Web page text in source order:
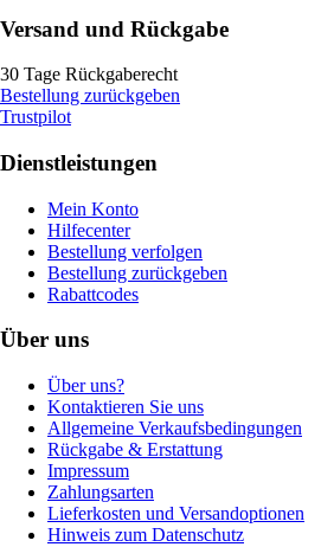
Versand und Rückgabe
30 Tage Rückgaberecht
Bestellung zurückgeben
Trustpilot
Dienstleistungen
Mein Konto
Hilfecenter
Bestellung verfolgen
Bestellung zurückgeben
Rabattcodes
Über uns
Über uns?
Kontaktieren Sie uns
Allgemeine Verkaufsbedingungen
Rückgabe & Erstattung
Impressum
Zahlungsarten
Lieferkosten und Versandoptionen
Hinweis zum Datenschutz